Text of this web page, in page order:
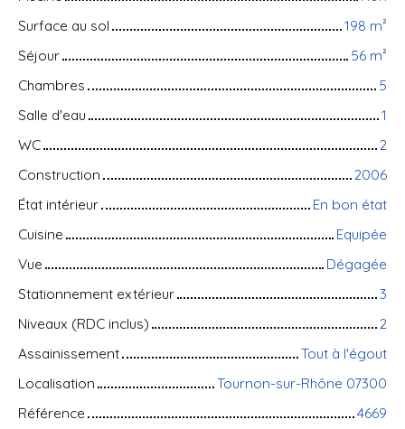
Surface au sol
198 m²
Séjour
56 m²
Chambres
5
Salle d'eau
1
WC
2
Construction
2006
État intérieur
En bon état
Cuisine
Equipée
Vue
Dégagée
Stationnement extérieur
3
Niveaux (RDC inclus)
2
Assainissement
Tout à l'égout
Localisation
Tournon-sur-Rhône 07300
Référence
4669